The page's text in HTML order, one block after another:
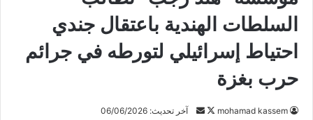
السلطات الهندية باعتقال جندي
احتياط إسرائيلي لتورطه في جرائم
حرب بغزة
mohamad kassem
تابعأرسلآخر تحديث: 06/06/2026